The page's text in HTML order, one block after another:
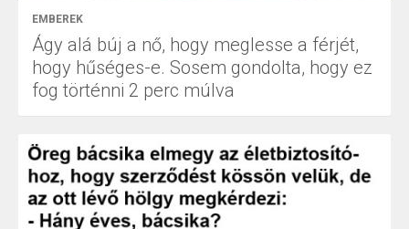
EMBEREK
Ágy alá búj a nő, hogy meglesse a férjét,
hogy hűséges-e. Sosem gondolta, hogy ez
fog történni 2 perc múlva